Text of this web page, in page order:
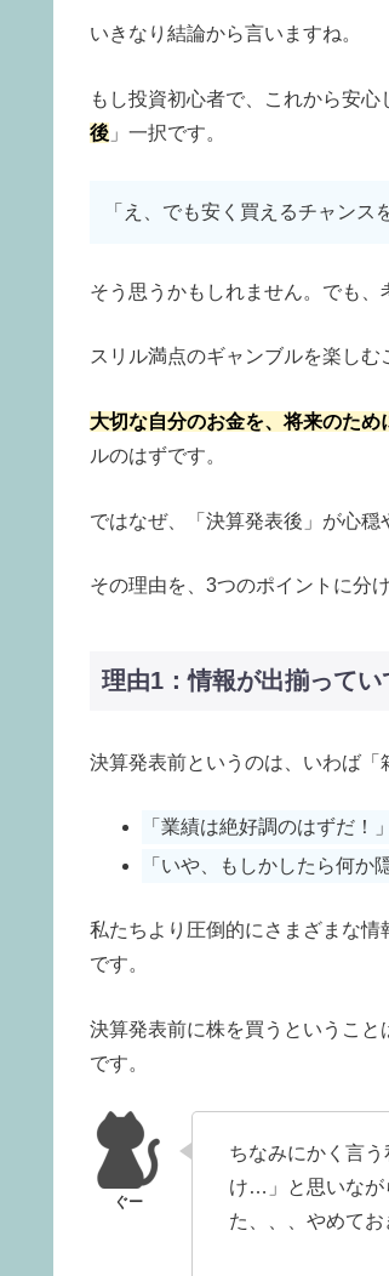
いきなり結論から言いますね。
もし投資初心者で、これから安
後 」一択です。
「え、でも安く買えるチャンス
そう思うかもしれません。でも
スリル満点のギャンブルを楽しむ
大切な自分のお金を、将来のため
ルのはずです。
ではなぜ、「決算発表後」が心
その理由を、3つのポイントに分
理由1：情報が出揃って
決算発表前というのは、いわば「
「業績は絶好調のはずだ！」
「いや、もしかしたら何か
私たちより圧倒的にさまざまな
です。
決算発表前に株を買うということ
です。
ちなみにかく言
け…」と思いなが
た、、、やめてお